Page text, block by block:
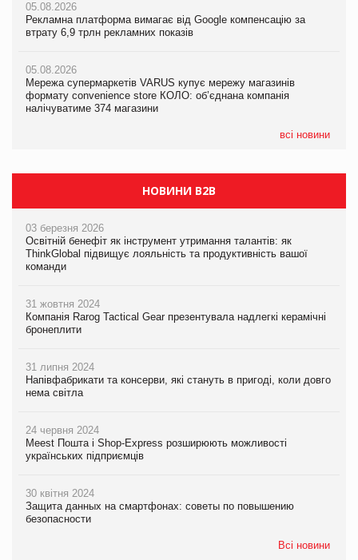
05.08.2026
Рекламна платформа вимагає від Google компенсацію за
втрату 6,9 трлн рекламних показів
05.08.2026
Мережа супермаркетів VARUS купує мережу магазинів
формату convenience store КОЛО: об’єднана компанія
налічуватиме 374 магазини
всі новини
05.08.2026
Рекламна платформа вимагає від Google компенсацію за
втрату 6,9 трлн рекламних показів
05.08.2026
Мережа супермаркетів VARUS купує мережу магазинів
формату convenience store КОЛО: об’єднана компанія
налічуватиме 374 магазини
05.08.2026
Рекламна платформа вимагає від Google компенсацію за
втрату 6,9 трлн рекламних показів
05.08.2026
Adidas витратила понад $1 млрд на маркетинг за квартал
НОВИНИ B2B
03 березня 2026
Освітній бенефіт як інструмент утримання талантів: як
ThinkGlobal підвищує лояльність та продуктивність вашої
команди
31 жовтня 2024
Компанія Rarog Tactical Gear презентувала надлегкі керамічні
бронеплити
31 липня 2024
Напівфабрикати та консерви, які стануть в пригоді, коли довго
нема світла
24 червня 2024
Meest Пошта і Shop-Express розширюють можливості
українських підприємців
30 квітня 2024
Защита данных на смартфонах: советы по повышению
безопасности
Всі новини